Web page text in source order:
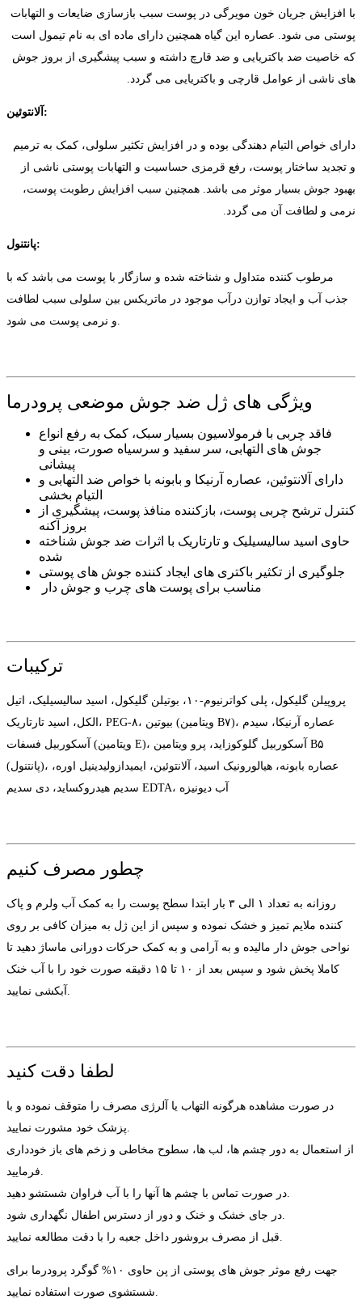
با افزایش جریان خون مویرگی در پوست سبب بازسازی ضایعات و التهابات
پوستی می شود. عصاره این گیاه همچنین دارای ماده ای به نام تیمول است
که خاصیت ضد باکتریایی و ضد قارچ داشته و سبب پیشگیری از بروز جوش
های ناشی از عوامل قارچی و باکتریایی می گردد.
آلانتوئین:
دارای خواص التیام دهندگی بوده و در افزایش تکثیر سلولی، کمک به ترمیم
و تجدید ساختار پوست، رفع قرمزی حساسیت و التهابات پوستی ناشی از
بهبود جوش بسیار موثر می باشد. همچنین سبب افزایش رطوبت پوست،
نرمی و لطافت آن می گردد.
پانتنول:
مرطوب کننده متداول و شناخته شده و سازگار با پوست می باشد که با
جذب آب و ایجاد توازن درآب موجود در ماتریکس بین سلولی سبب لطافت
و نرمی پوست می شود.
ویژگی های ژل ضد جوش موضعی پرودرما
فاقد چربی با فرمولاسیون بسیار سبک، کمک به رفع انواع
جوش های التهابی، سر سفید و سرسیاه صورت، بینی و
پیشانی
دارای آلانتوئین، عصاره آرنیکا و بابونه با خواص ضد التهابی و
التیام بخشی
کنترل ترشح چربی پوست، بازکننده منافذ پوست، پیشگیری از
بروز آکنه
حاوی اسید سالیسیلیک و تارتاریک با اثرات ضد جوش شناخته
شده
جلوگیری از تکثیر باکتری های ایجاد کننده جوش های پوستی
مناسب برای پوست های چرب و جوش دار
ترکیبات
پروپیلن گلیکول، پلی کواترنیوم-۱۰، بوتیلن گلیکول، اسید سالیسیلیک، اتیل
الکل، اسید تارتاریک، PEG-۸، بیوتین (ویتامین B۷)، عصاره آرنیکا، سیدم
آسکوربیل فسفات (ویتامین E)، آسکوربیل گلوکوزاید، پرو ویتامین B۵
(پانتنول)، عصاره بابونه، هیالورونیک اسید، آلانتوئین، ایمیدازولیدینیل اوره،
سدیم هیدروکساید، دی سدیم EDTA، آب دیونیزه
چطور مصرف کنیم
روزانه به تعداد ۱ الی ۳ بار ابتدا سطح پوست را به کمک آب ولرم و پاک
کننده ملایم تمیز و خشک نموده و سپس از این ژل به میزان کافی بر روی
نواحی جوش دار مالیده و به آرامی و به کمک حرکات دورانی ماساژ دهید تا
کاملا پخش شود و سپس بعد از ۱۰ تا ۱۵ دقیقه صورت خود را با آب خنک
لطفا دقت کنید
در صورت مشاهده هرگونه التهاب یا آلرژی مصرف را متوقف نموده و با
پزشک خود مشورت نمایید.
از استعمال به دور چشم ها، لب ها، سطوح مخاطی و زخم های باز خودداری
فرمایید.
در صورت تماس با چشم ها آنها را با آب فراوان شستشو دهید.
در جای خشک و خنک و دور از دسترس اطفال نگهداری شود.
قبل از مصرف بروشور داخل جعبه را با دقت مطالعه نمایید.
جهت رفع موثر جوش های پوستی از پن حاوی ۱۰% گوگرد پرودرما برای
شستشوی صورت استفاده نمایید.